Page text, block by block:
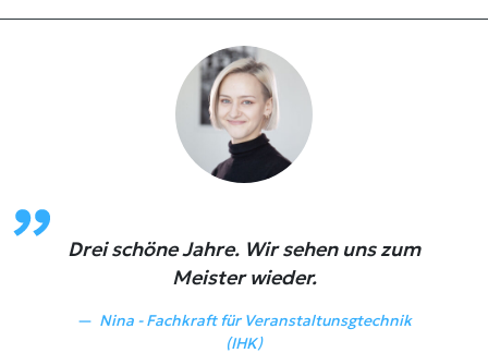
Drei schöne Jahre. Wir sehen uns zum
Meister wieder.
Nina - Fachkraft für Veranstaltunsgtechnik
(IHK)